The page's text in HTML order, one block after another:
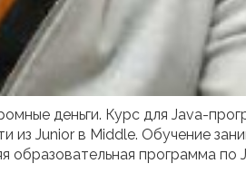
деньги. Курс для Java-
Junior в Middle. Обучение
программа по